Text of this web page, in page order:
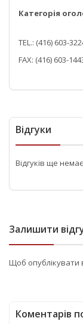
Категорія
TEL.: (416) 603-
FAX: (416) 603-
Відгуки
Відгуків ще
Залишити
Щоб опублікувати
Коментарів